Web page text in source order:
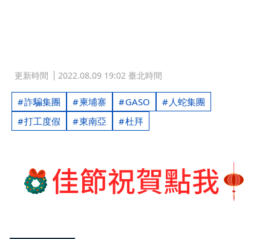
更新時間 2022.08.09 19:02 臺北時間
詐騙集團 柬埔寨 GASO
人蛇集團
打工度假
東南亞 杜拜